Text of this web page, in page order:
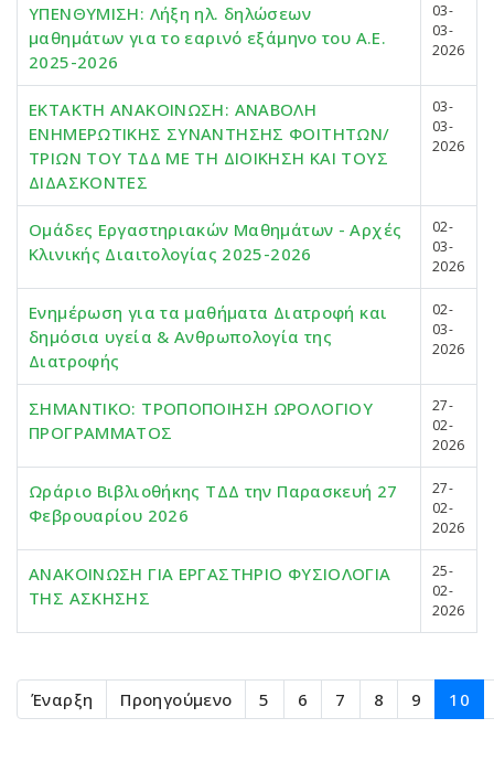
ΥΠΕΝΘΥΜΙΣΗ: Λήξη ηλ. δηλώσεων
μαθημάτων για το εαρινό εξάμηνο του Α.Ε.
2025-2026
03-
03-
2026
ΕΚΤΑΚΤΗ ΑΝΑΚΟΙΝΩΣΗ: ΑΝΑΒΟΛΗ
ΕΝΗΜΕΡΩΤΙΚΗΣ ΣΥΝΑΝΤΗΣΗΣ ΦΟΙΤΗΤΩΝ/
ΤΡΙΩΝ ΤΟΥ ΤΔΔ ΜΕ ΤΗ ΔΙΟΙΚΗΣΗ ΚΑΙ ΤΟΥΣ
ΔΙΔΑΣΚΟΝΤΕΣ
03-
03-
2026
Ομάδες Εργαστηριακών Μαθημάτων - Αρχές
Κλινικής Διαιτολογίας 2025-2026
02-
03-
2026
Ενημέρωση για τα μαθήματα Διατροφή και
δημόσια υγεία & Ανθρωπολογία της
Διατροφής
02-
03-
2026
ΣΗΜΑΝΤΙΚΟ: ΤΡΟΠΟΠΟΙΗΣΗ ΩΡΟΛΟΓΙΟΥ
ΠΡΟΓΡΑΜΜΑΤΟΣ
27-
02-
2026
Ωράριο Βιβλιοθήκης ΤΔΔ την Παρασκευή 27
Φεβρουαρίου 2026
27-
02-
2026
ΑΝΑΚΟΙΝΩΣΗ ΓΙΑ ΕΡΓΑΣΤΗΡΙΟ ΦΥΣΙΟΛΟΓΙΑ
ΤΗΣ ΑΣΚΗΣΗΣ
25-
02-
2026
Έναρξη Προηγούμενο 5 6 7 8 9 10